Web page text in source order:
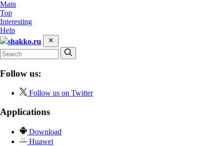
Main
Top
Interesting
Help
shakko.ru
Follow us:
Follow us on Twitter
Applications
Download
Huawei